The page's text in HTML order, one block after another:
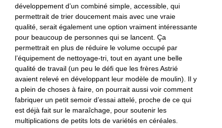
développement d’un combiné simple, accessible, qui
permettrait de trier doucement mais avec une vraie
qualité, serait également une option vraiment intéressante
pour beaucoup de personnes qui se lancent. Ça
permettrait en plus de réduire le volume occupé par
l’équipement de nettoyage-tri, tout en ayant une belle
qualité de travail (un peu le défi que les frères Astrié
avaient relevé en développant leur modèle de moulin). Il y
a plein de choses à faire, on pourrait aussi voir comment
fabriquer un petit semoir d’essai attelé, proche de ce qui
est déjà fait sur le maraîchage, pour soutenir les
multiplications de petits lots de variétés en céréales.